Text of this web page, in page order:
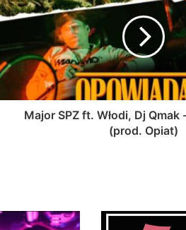
Major SPZ ft. Włodi, Dj Qmak
(prod. Opiat)